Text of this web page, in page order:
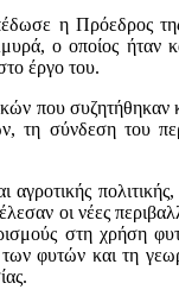
η
ο οποίος
έργο του.
που
σύνδεση του
οι νέες
στη χρήση
φυτών και τη